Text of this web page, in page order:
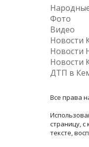
Фото
Видео
Новости
Новости
Новости
ДТП в
Все права
страницу,
тексте,